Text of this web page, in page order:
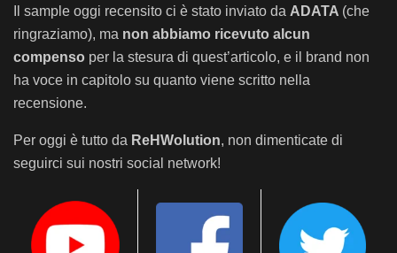
Il sample oggi recensito ci è stato inviato da ADATA (che
ringraziamo), ma non abbiamo ricevuto alcun
compenso per la stesura di quest’articolo, e il brand non
ha voce in capitolo su quanto viene scritto nella
recensione.
Per oggi è tutto da ReHWolution, non dimenticate di
seguirci sui nostri social network!